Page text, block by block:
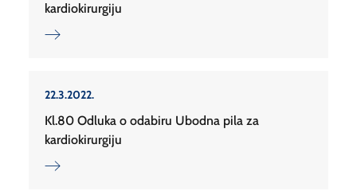
kardiokirurgiju
22.3.2022.
Kl.80 Odluka o odabiru Ubodna pila za
kardiokirurgiju